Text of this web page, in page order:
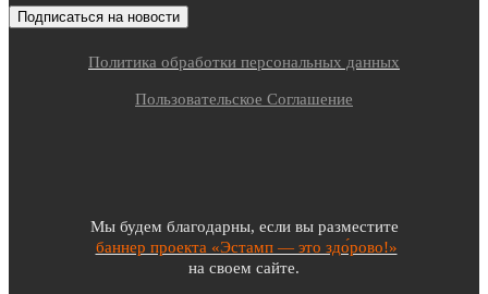
Политика обработки персональных данных
Пользовательское Соглашение
Мы будем благодарны, если вы разместите
баннер проекта «Эстамп — это здо́рово!»
на своем сайте.